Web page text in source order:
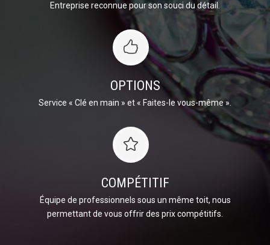
Entreprise reconnue pour son souci du détail.
OPTIONS
Service « Clé en main » et « Faites-le vous-même ».
COMPÉTITIF
Équipe de professionnels sous un même toit, nous
permettant de vous offrir des prix compétitifs.